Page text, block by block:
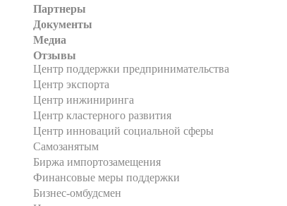
Партнеры
Документы
Медиа
Отзывы
Центр поддержки предпринимательства
Центр экспорта
Центр инжиниринга
Центр кластерного развития
Центр инноваций социальной сферы
Cамозанятым
Биржа импортозамещения
Финансовые меры поддержки
Бизнес-омбудсмен